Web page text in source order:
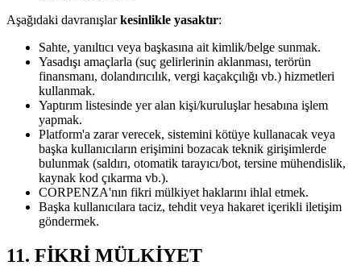
Aşağıdaki davranışlarkesinlikle yasaktır:
Sahte, yanıltıcı veya başkasına ait kimlik/belge sunmak.
Yasadışı amaçlarla (suç gelirlerinin aklanması, terörün
finansmanı, dolandırıcılık, vergi kaçakçılığı vb.) hizmetleri
kullanmak.
Yaptırım listesinde yer alan kişi/kuruluşlar hesabına işlem
yapmak.
Platform'a zarar verecek, sistemini kötüye kullanacak veya
başka kullanıcıların erişimini bozacak teknik girişimlerde
bulunmak (saldırı, otomatik tarayıcı/bot, tersine mühendislik,
kaynak kod çıkarma vb.).
CORPENZA'nın fikri mülkiyet haklarını ihlal etmek.
Başka kullanıcılara taciz, tehdit veya hakaret içerikli iletişim
göndermek.
11. FİKRİ MÜLKİYET